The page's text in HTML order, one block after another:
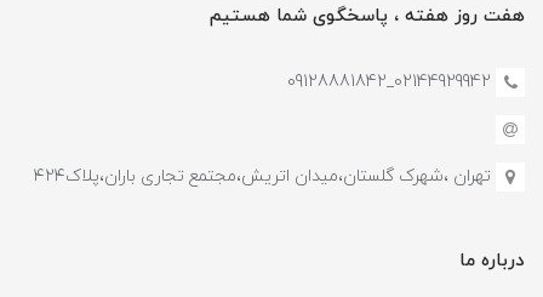
هفت روز هفته ، پاسخگوی شما هستیم
02144929942_09128881842
تهران ،شهرک گلستان،میدان اتریش،مجتمع تجاری باران،پلاک۴۲۴
درباره ما